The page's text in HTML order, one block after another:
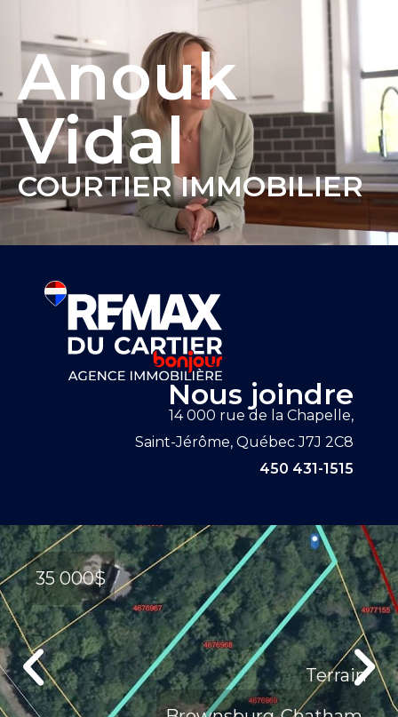
Anouk
Vidal
COURTIER IMMOBILIER
Nous joindre
14 000 rue de la Chapelle,
Saint-Jérôme, Québec J7J 2C8
450 431-1515
35 000$
Terrain